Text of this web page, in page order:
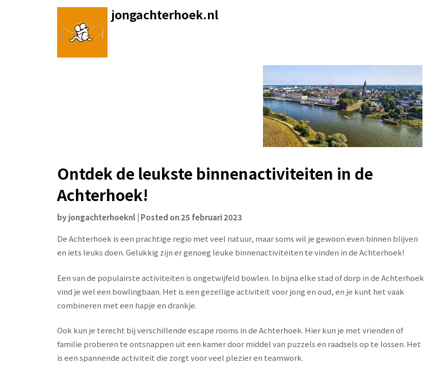
jongachterhoek.nl
Ontdek de leukste binnenactiviteiten in de
Achterhoek!
byjongachterhoeknl Posted on25 februari 2023
De Achterhoek is een prachtige regio met veel natuur, maar soms wil je gewoon even binnen blijven
en iets leuks doen. Gelukkig zijn er genoeg leuke binnenactiviteiten te vinden in de Achterhoek!
Een van de populairste activiteiten is ongetwijfeld bowlen. In bijna elke stad of dorp in de Achterhoek
vind je wel een bowlingbaan. Het is een gezellige activiteit voor jong en oud, en je kunt het vaak
combineren met een hapje en drankje.
Ook kun je terecht bij verschillende escape rooms in de Achterhoek. Hier kun je met vrienden of
familie proberen te ontsnappen uit een kamer door middel van puzzels en raadsels op te lossen. Het
is een spannende activiteit die zorgt voor veel plezier en teamwork.